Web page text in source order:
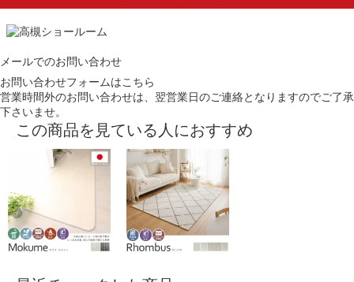
メールでのお問い合わせ
お問い合わせフォームはこちら
営業時間外のお問い合わせは、翌営業日のご連絡となりますのでご了承
下さいませ。
この商品を見ている人におすすめ